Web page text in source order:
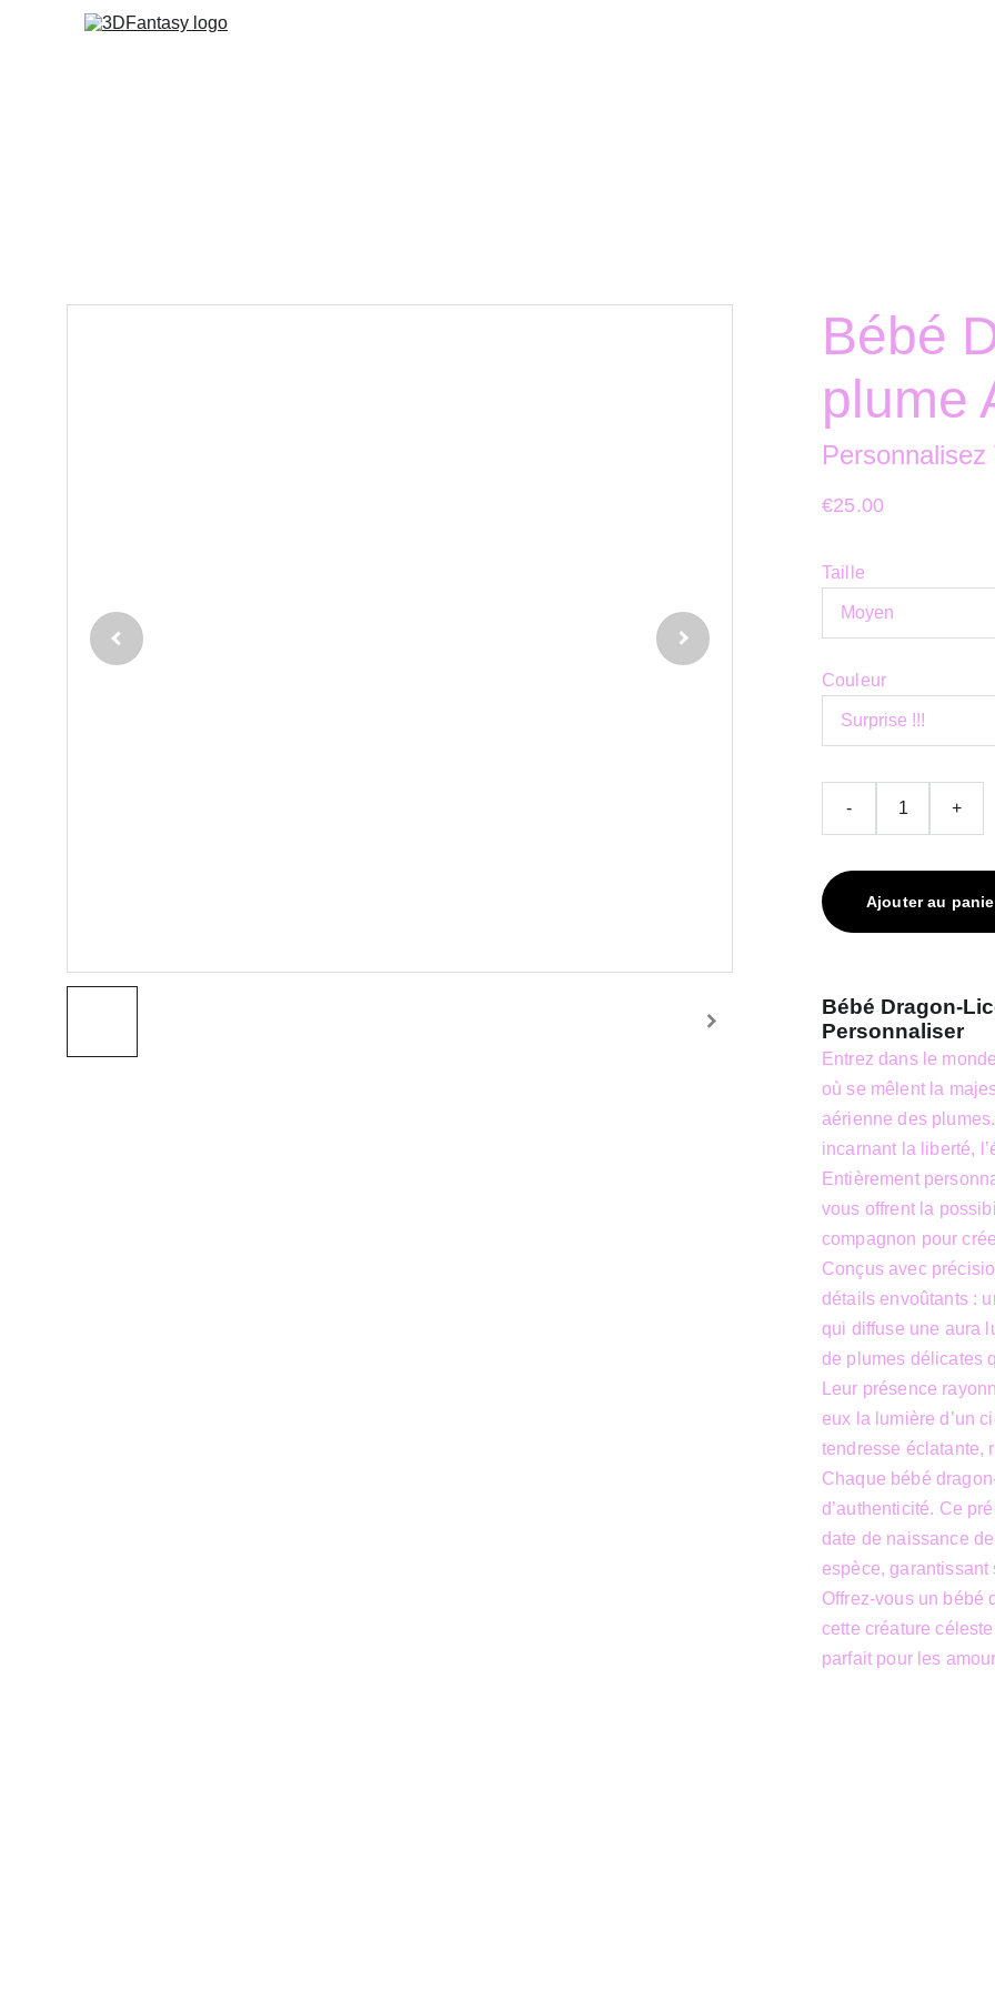
Bébé
plume
€25.00
Taille
Couleur
- +
Ajouter au
Bébé Dragon-
Personnaliser
Entrez dans le
où se mêlent la
aérienne des
incarnant la liberté,
Entièrement
vous offrent la
compagnon pour
Conçus avec
détails envoûtants :
qui diffuse une aura
de plumes délicates
Leur présence
eux la lumière d’un
tendresse éclatante,
Chaque bébé
d’authenticité. Ce
date de naissance
espèce,
Offrez-vous un bébé
cette créature
parfait pour les